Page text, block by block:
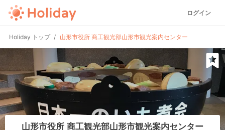
ログイン
Holiday トップ 山形市役所 商工観光部山形市観光案内センター
山形市役所 商工観光部山形市観光案内センター